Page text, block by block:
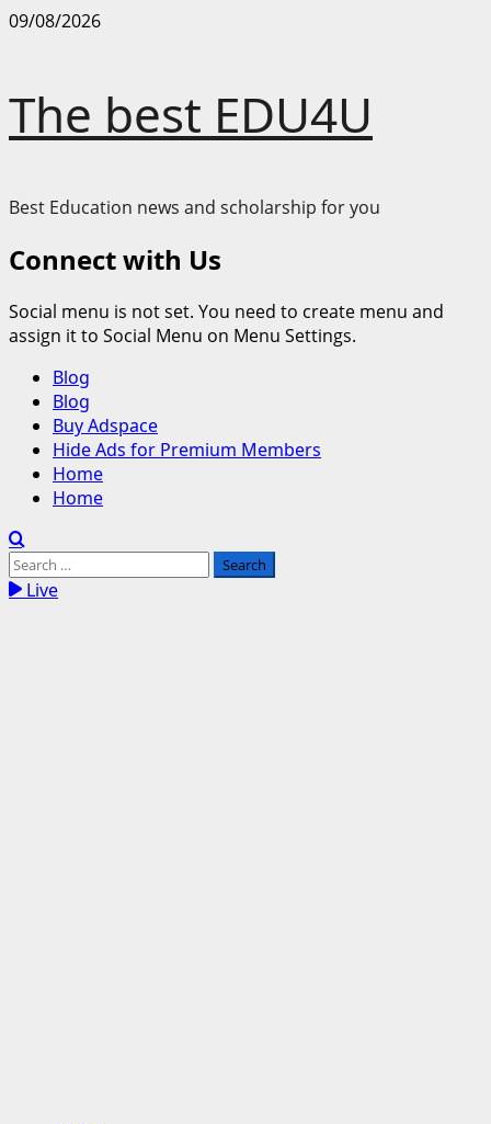
Skip
09/08/2026
The best EDU4U
Best Education news and scholarship for you
Connect with Us
Social menu is not set. You need to create menu and
assign it to Social Menu on Menu Settings.
Primary
Menu
Blog
Blog
Buy Adspace
Hide Ads for Premium Members
Home
Home
Search
for:Live